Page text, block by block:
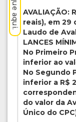
AVALIAÇÃO:
reais), em 29
Laudo de
LANCES
No Primeiro
inferior ao
No Segundo
inferior a R$
do valor da
Único do